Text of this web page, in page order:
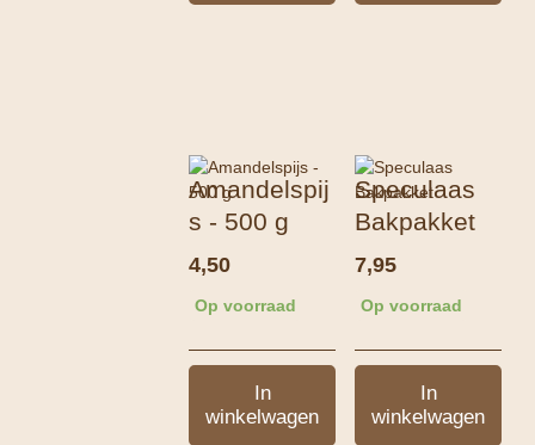
Amandelspij
s - 500 g
4,50
Op voorraad
In
winkelwagen
Speculaas
Bakpakket
7,95
Op voorraad
In
winkelwagen